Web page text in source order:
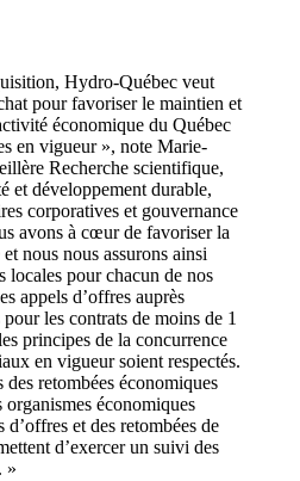
Hydro-Québec veut
pour favoriser le maintien et
économique du Québec
en vigueur », note Marie-
Recherche scientifique,
et développement durable,
corporatives et gouvernance
avons à cœur de favoriser la
nous nous assurons ainsi
locales pour chacun de nos
appels d’offres auprès
les contrats de moins de 1
principes de la concurrence
en vigueur soient respectés.
retombées économiques
économiques
et des retombées de
d’exercer un suivi des
»